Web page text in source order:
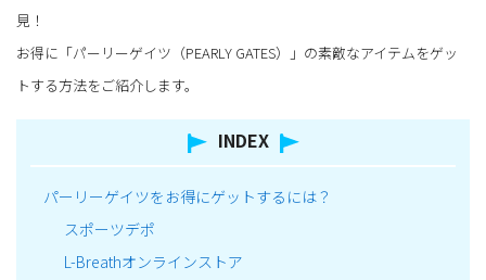
見！
お得に「パーリーゲイツ（PEARLY GATES）」の素敵なアイテムをゲッ
トする方法をご紹介します。
INDEX
パーリーゲイツをお得にゲットするには？
スポーツデポ
L-Breathオンラインストア